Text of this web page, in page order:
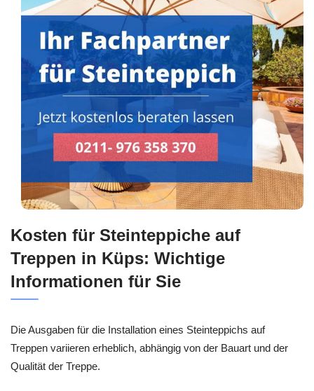
Kosten für Steinteppiche auf
Treppen in Küps: Wichtige
Informationen für Sie
Die Ausgaben für die Installation eines Steinteppichs auf
Treppen variieren erheblich, abhängig von der Bauart und der
Qualität der Treppe.